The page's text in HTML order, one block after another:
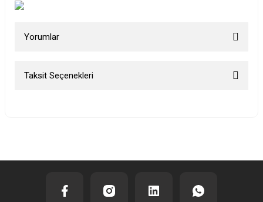
Yorumlar
Taksit Seçenekleri